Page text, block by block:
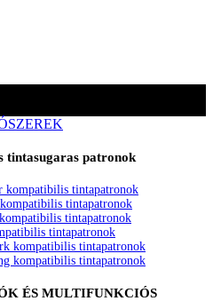
tintasugaras patronok
kompatibilis tintapatronok
tintapatronok
tintapatronok
tintapatronok
kompatibilis tintapatronok
kompatibilis tintapatronok
ÉS MULTIFUNKCIÓS